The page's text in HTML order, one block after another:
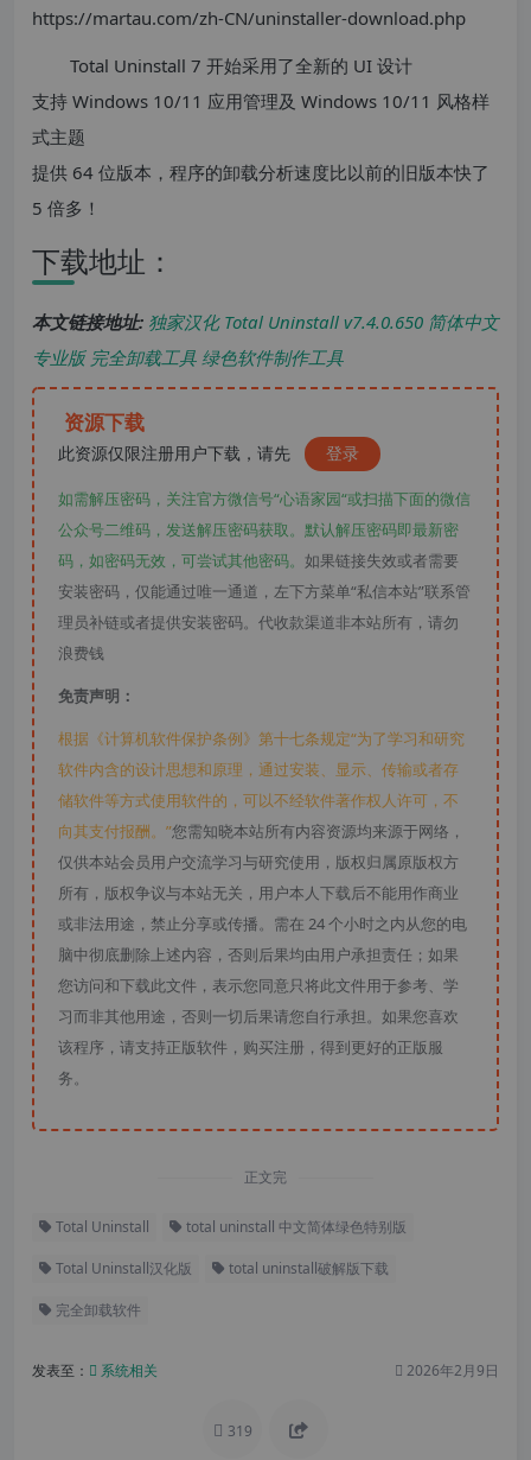
https://martau.com/zh-CN/uninstaller-download.php
Total Uninstall 7 开始采用了全新的 UI 设计
支持 Windows 10/11 应用管理及 Windows 10/11 风格样
式主题
提供 64 位版本，程序的卸载分析速度比以前的旧版本快了
5 倍多！
下载地址：
本文链接地址: 独家汉化 Total Uninstall v7.4.0.650 简体中文
专业版 完全卸载工具 绿色软件制作工具
资源下载
此资源仅限注册用户下载，请先 登录
如需解压密码，关注官方微信号“心语家园“或扫描下面的微信
公众号二维码，发送解压密码获取。默认解压密码即最新密
码，如密码无效，可尝试其他密码。 如果链接失效或者需要
安装密码，仅能通过唯一通道，左下方菜单“私信本站”联系管
理员补链或者提供安装密码。代收款渠道非本站所有，请勿
浪费钱
免责声明：
根据《计算机软件保护条例》第十七条规定“为了学习和研究
软件内含的设计思想和原理，通过安装、显示、传输或者存
储软件等方式使用软件的，可以不经软件著作权人许可，不
向其支付报酬。”您需知晓本站所有内容资源均来源于网络，
仅供本站会员用户交流学习与研究使用，版权归属原版权方
所有，版权争议与本站无关，用户本人下载后不能用作商业
或非法用途，禁止分享或传播。需在 24 个小时之内从您的电
脑中彻底删除上述内容，否则后果均由用户承担责任；如果
您访问和下载此文件，表示您同意只将此文件用于参考、学
习而非其他用途，否则一切后果请您自行承担。如果您喜欢
该程序，请支持正版软件，购买注册，得到更好的正版服
务。
正文完
Total Uninstall total uninstall 中文简体绿色特别版
Total Uninstall汉化版 total uninstall破解版下载
完全卸载软件
发表至： 系统相关 2026年2月9日
319